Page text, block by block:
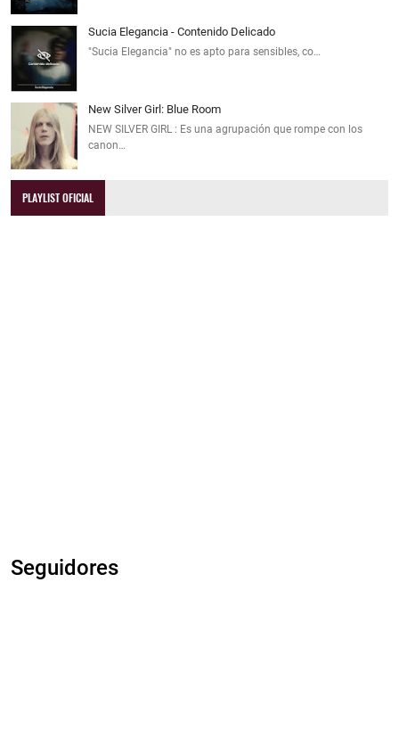
Sucia Elegancia - Contenido Delicado
"Sucia Elegancia" no es apto para sensibles, co…
New Silver Girl: Blue Room
NEW SILVER GIRL : Es una agrupación que rompe con los
canon…
PLAYLIST OFICIAL
Seguidores